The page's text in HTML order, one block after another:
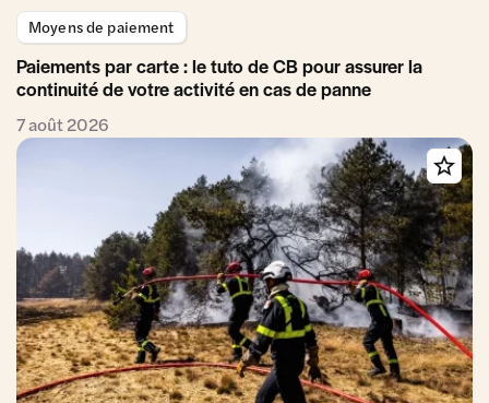
Moyens de paiement
Paiements par carte : le tuto de CB pour assurer la
continuité de votre activité en cas de panne
7 août 2026